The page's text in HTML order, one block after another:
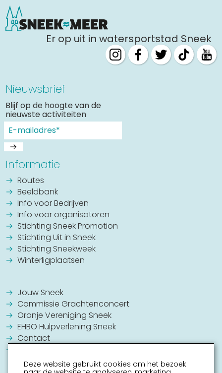
dinsdag 15 september
10:00 - 17:00
13:00 - 17:00
woensdag 16 september
10:00 - 17:00
donderdag 17 september
vrijdag 18 september
zondag 20 september
maandag 21 september
dinsdag 22 september
donderdag 24 september
vrijdag 25 september
10:00 - 17:00
Er op uit in watersportstad Sneek
Nieuwsbrief
Blijf op de hoogte van de
nieuwste activiteiten
Informatie
Routes
Beeldbank
Info voor Bedrijven
Info voor organisatoren
Stichting Sneek Promotion
Stichting Uit in Sneek
Stichting Sneekweek
Winterligplaatsen
Jouw Sneek
Commissie Grachtenconcert
Oranje Vereniging Sneek
EHBO Hulpverlening Sneek
Contact
Deze website gebruikt cookies om het bezoek